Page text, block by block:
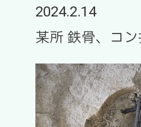
2024.2.14
某所 鉄骨、コン